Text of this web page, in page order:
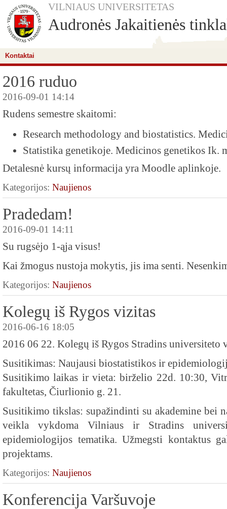
VILNIAUS UNIVERSITETAS
Audronės Jakaitienės
Kontaktai
2016 ruduo
2016-09-01 14:14
Rudens semestre skaitomi:
Research methodology and biostatistics.
Statistika genetikoje. Medicinos genetikos Ik.
Detalesnė kursų informacija yra Moodle aplinkoje.
Kategorijos: Naujienos
Pradedam!
2016-09-01 14:11
Su rugsėjo 1-ąja visus!
Kai žmogus nustoja mokytis, jis ima senti.
Kategorijos: Naujienos
Kolegų iš Rygos vizitas
2016-06-16 18:05
2016 06 22. Kolegų iš Rygos Stradins universiteto
Susitikimas: Naujausi biostatistikos ir
Susitikimo laikas ir vieta: birželio 22d. 10:30,
fakultetas, Čiurlionio g. 21.
Susitikimo tikslas: supažindinti su akademine bei
veikla vykdoma Vilniaus ir Stradins
epidemiologijos tematika. Užmegsti kontaktus
projektams.
Kategorijos: Naujienos
Konferencija Varšuvoje